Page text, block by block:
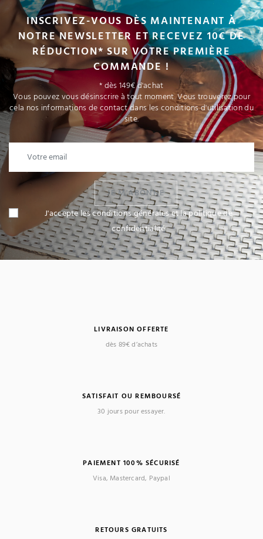
INSCRIVEZ-VOUS DÈS MAINTENANT À
NOTRE NEWSLETTER ET RECEVEZ 10€ DE
RÉDUCTION* SUR VOTRE PREMIÈRE
COMMANDE !
* dès 149€ d'achat
Vous pouvez vous désinscrire à tout moment. Vous trouverez pour
cela nos informations de contact dans les conditions d'utilisation du
site.
JE M'ABONNE
J'accepte les conditions générales et la politique de
confidentialité
LIVRAISON OFFERTE
dès 89€ d’achats
SATISFAIT OU REMBOURSÉ
30 jours pour essayer.
PAIEMENT 100% SÉCURISÉ
Visa, Mastercard, Paypal
RETOURS GRATUITS